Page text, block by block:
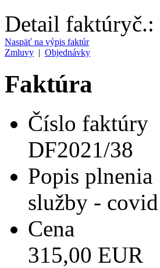
Detail faktúryč.:
Naspäť na výpis faktúr
Zmluvy | Objednávky
Faktúra
Číslo faktúry
DF2021/38
Popis plnenia
služby - covid
Cena
315,00 EUR